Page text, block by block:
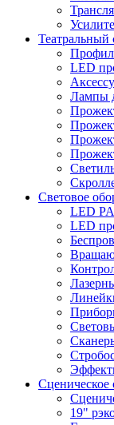
Театральный
LED
Лампы
Световое
LED
LED
Сценическое
19"